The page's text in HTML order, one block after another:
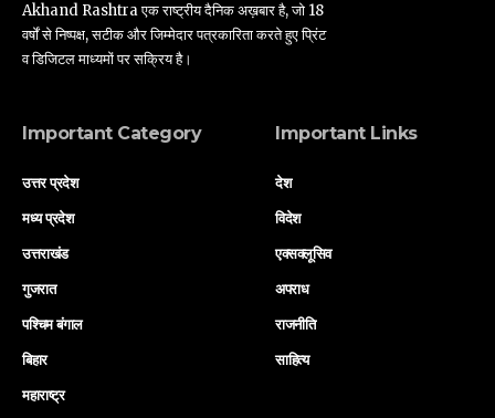
Akhand Rashtra एक राष्ट्रीय दैनिक अख़बार है, जो 18
वर्षों से निष्पक्ष, सटीक और जिम्मेदार पत्रकारिता करते हुए प्रिंट
व डिजिटल माध्यमों पर सक्रिय है।
Important Category
उत्तर प्रदेश
मध्य प्रदेश
उत्तराखंड
गुजरात
पश्चिम बंगाल
बिहार
महाराष्ट्र
Important Links
देश
विदेश
एक्सक्लूसिव
अपराध
राजनीति
साहित्य